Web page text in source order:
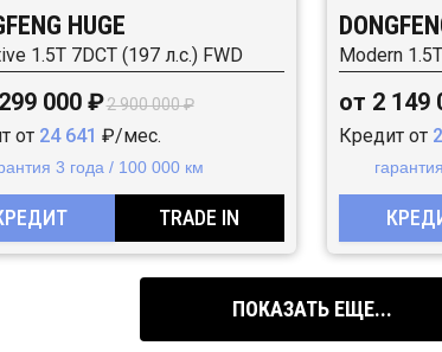
HUGE
1.5T 7DCT (197 л.с.) FWD
000 ₽2 900 000 ₽
от 24 641 ₽/мес.
3 года / 100 000 км
TRADE IN
Modern
от 2 149
Кредит от
ПОКАЗАТЬ ЕЩЕ...